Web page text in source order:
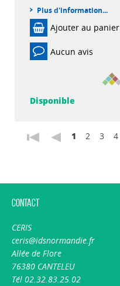
Plus d'information...
Ajouter au panier
Aucun avis
Disponible
1 2 3 4
Contact
CERIS
ceris@idsnormandie.fr
Allée de Flore
76380 CANTELEU
Tél 02.32.83.25.02